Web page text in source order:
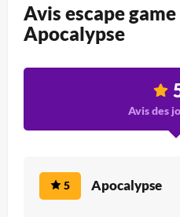
Avis escape game
Apocalypse
Avis des
5 Apocalypse